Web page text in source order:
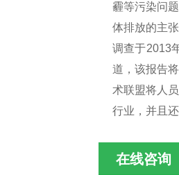
霾等污染问
体排放的主
调查于2013
道，该报告
术联盟将人
行业，并且
在线咨询